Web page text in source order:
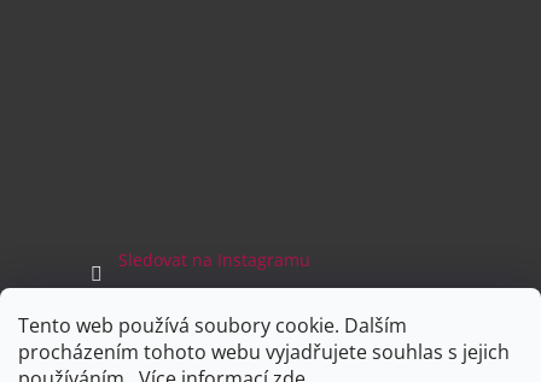
Tento web používá soubory cookie. Dalším
procházením tohoto webu vyjadřujete souhlas s jejich
Sledovat na Instagramu
Facebook